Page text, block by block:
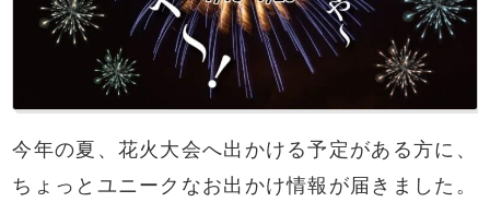
今年の夏、花火大会へ出かける予定がある方に、
ちょっとユニークなお出かけ情報が届きました。